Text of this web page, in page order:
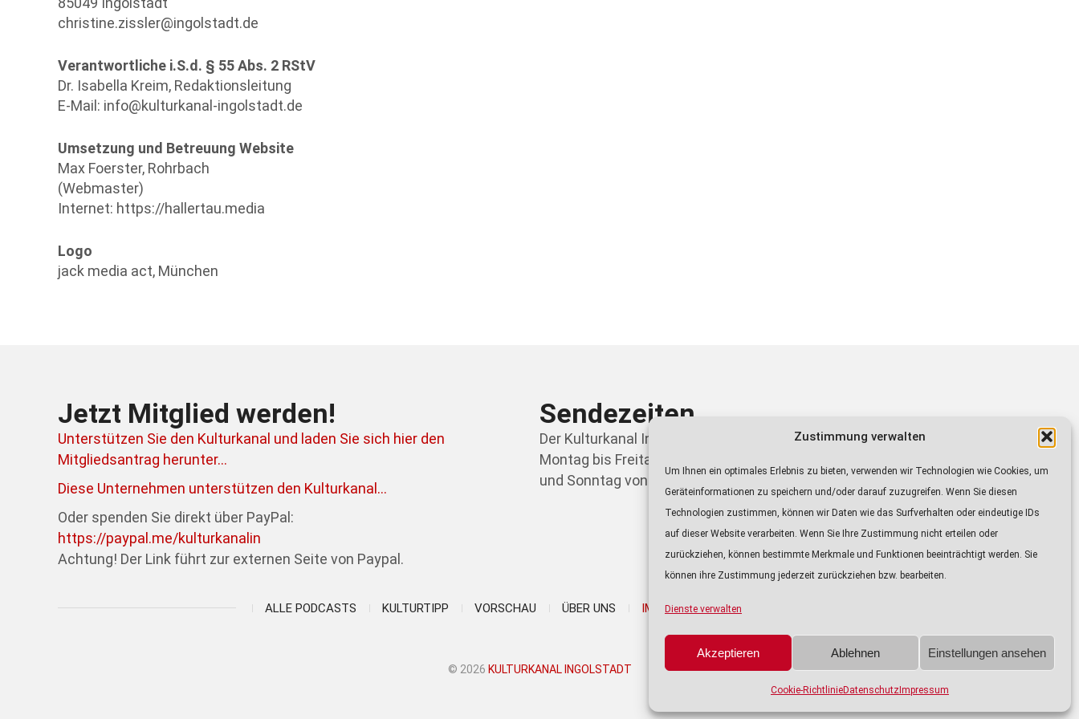
Zustimmung verwalten
Um Ihnen ein optimales Erlebnis zu bieten, verwenden wir Technologien wie Cookies, um
Geräteinformationen zu speichern und/oder darauf zuzugreifen. Wenn Sie diesen
Technologien zustimmen, können wir Daten wie das Surfverhalten oder eindeutige IDs
auf dieser Website verarbeiten. Wenn Sie Ihre Zustimmung nicht erteilen oder
zurückziehen, können bestimmte Merkmale und Funktionen beeinträchtigt werden. Sie
können ihre Zustimmung jederzeit zurückziehen bzw. bearbeiten.
Dienste verwalten
Akzeptieren Ablehnen Einstellungen ansehen
Cookie-RichtlinieDatenschutzImpressum
christine.zissler@ingolstadt.de
Verantwortliche i.S.d. § 55 Abs. 2 RStV
Dr. Isabella Kreim, Redaktionsleitung
E-Mail: info@kulturkanal-ingolstadt.de
Umsetzung und Betreuung Website
Max Foerster, Rohrbach
(Webmaster)
Internet: https://hallertau.media
Logo
jack media act, München
Jetzt Mitglied werden!
Unterstützen Sie den Kulturkanal und laden Sie sich hier den
Mitgliedsantrag herunter...
Diese Unternehmen unterstützen den Kulturkanal...
Oder spenden Sie direkt über PayPal:
https://paypal.me/kulturkanalin
Achtung! Der Link führt zur externen Seite von Paypal.
Sendezeiten
Der Kulturkanal Ingolstadt sendet auf den Frequenzen von Radio IN
Montag bis Freitag von 21.00 bis 21.15 Uhr
und Sonntag von 09.00 bis 09.30 Uhr.
ALLE PODCASTS KULTURTIPP VORSCHAU ÜBER UNS IMPRESSUM DATENSCHUTZ
© 2026 KULTURKANAL INGOLSTADT